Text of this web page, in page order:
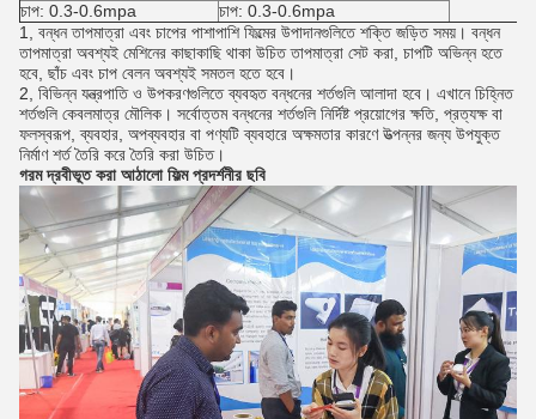
চাপ: 0.3-0.6mpa
চাপ: 0.3-0.6mpa
1, বন্ধন তাপমাত্রা এবং চাপের পাশাপাশি ফিল্মের উপাদানগুলিতে শক্তি জড়িত সময়। বন্ধন
তাপমাত্রা অবশ্যই মেশিনের কাছাকাছি থাকা উচিত তাপমাত্রা সেট করা, চাপটি অভিন্ন হতে
হবে, ছাঁচ এবং চাপ বেলন অবশ্যই সমতল হতে হবে।
2, বিভিন্ন যন্ত্রপাতি ও উপকরণগুলিতে ব্যবহৃত বন্ধনের শর্তগুলি আলাদা হবে। এখানে চিহ্নিত
শর্তগুলি কেবলমাত্র মৌলিক। সর্বোত্তম বন্ধনের শর্তগুলি নির্দিষ্ট প্রয়োগের ক্ষতি, প্রত্যক্ষ বা
ফলস্বরূপ, ব্যবহার, অপব্যবহার বা পণ্যটি ব্যবহারে অক্ষমতার কারণে উত্পন্নর জন্য উপযুক্ত
নির্মাণ শর্ত তৈরি করে তৈরি করা উচিত।
গরম দ্রবীভূত করা আঠালো ফিল্ম প্রদর্শনীর ছবি